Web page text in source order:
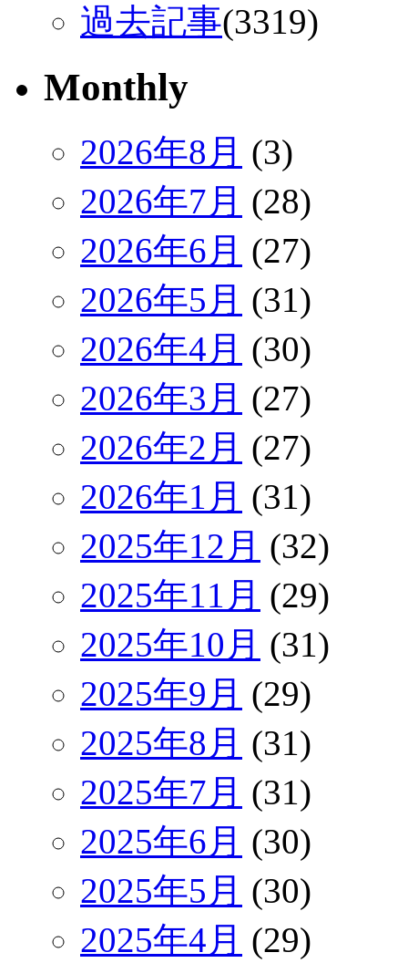
過去記事(3319)
Monthly
2026年8月 (3)
2026年7月 (28)
2026年6月 (27)
2026年5月 (31)
2026年4月 (30)
2026年3月 (27)
2026年2月 (27)
2026年1月 (31)
2025年12月 (32)
2025年11月 (29)
2025年10月 (31)
2025年9月 (29)
2025年8月 (31)
2025年7月 (31)
2025年6月 (30)
2025年5月 (30)
2025年4月 (29)